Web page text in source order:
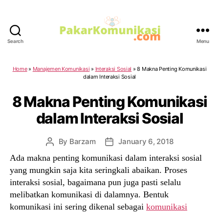
Search Menu
Home» Manajemen Komunikasi » Interaksi Sosial »8 Makna Penting Komunikasi
dalam Interaksi Sosial
8 Makna Penting Komunikasi
dalam Interaksi Sosial
Post
author
By Barzam
Post
date
January 6, 2018
Ada makna penting komunikasi dalam interaksi sosial
yang mungkin saja kita seringkali abaikan. Proses
interaksi sosial, bagaimana pun juga pasti selalu
melibatkan komunikasi di dalamnya. Bentuk
komunikasi ini sering dikenal sebagai komunikasi